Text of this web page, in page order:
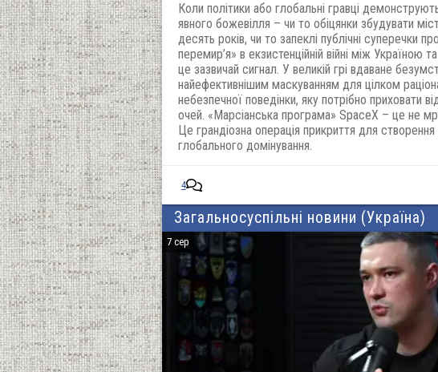
Коли політики або глобальні гравці
явного божевілля – чи то обіцянки збудувати
десять років, чи то запеклі публічні суперечки
перемир’я» в екзистенційній війні між Україною
це зазвичай сигнал. У великій грі вдаване
найефективнішим маскуванням для цілком
небезпечної поведінки, яку потрібно приховати
очей. «Марсіанська програма» SpaceX – це не
Це грандіозна операція прикриття для
глобального домінування.
4
Загальносуспільні новини (Україна)
7 сер